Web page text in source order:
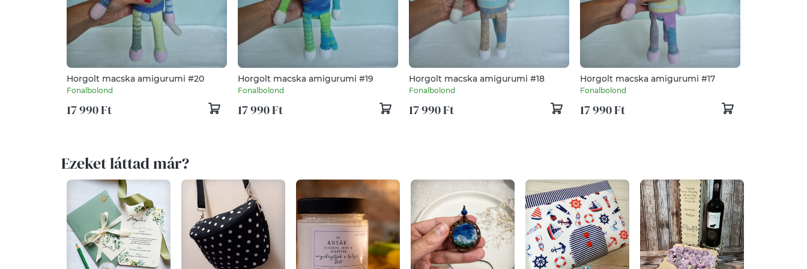
Horgolt macska amigurumi #20
Fonalbolond
17 990 Ft
Horgolt macska amigurumi #19
Fonalbolond
17 990 Ft
Horgolt macska amigurumi #18
Fonalbolond
17 990 Ft
Horgolt macska amigurumi #17
Fonalbolond
17 990 Ft
Ezeket láttad már?